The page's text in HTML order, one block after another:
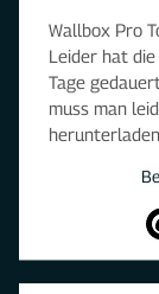
Wallbox Pro
Leider hat
Tage
muss man